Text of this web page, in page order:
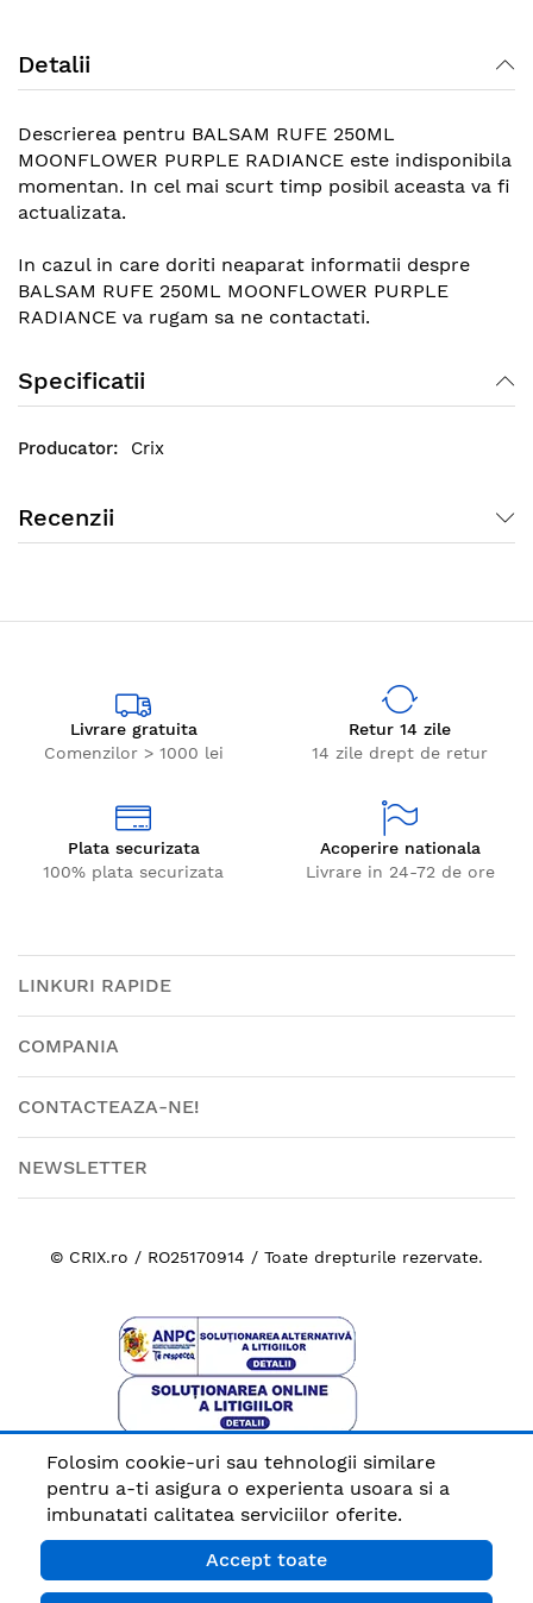
Detalii
Descrierea pentru BALSAM RUFE 250ML
MOONFLOWER PURPLE RADIANCE este indisponibila
momentan. In cel mai scurt timp posibil aceasta va fi
actualizata.
In cazul in care doriti neaparat informatii despre
BALSAM RUFE 250ML MOONFLOWER PURPLE
RADIANCE va rugam sa ne contactati.
Specificatii
Crix
Recenzii
Livrare gratuita
Comenzilor > 1000 lei
Retur 14 zile
14 zile drept de retur
Plata securizata
100% plata securizata
Acoperire nationala
Livrare in 24-72 de ore
LINKURI RAPIDE
COMPANIA
CONTACTEAZA-NE!
NEWSLETTER
© CRIX.ro / RO25170914 / Toate drepturile rezervate.
Plata sigura cu
Folosim cookie-uri sau tehnologii similare
pentru a-ti asigura o experienta usoara si a
imbunatati calitatea serviciilor oferite.
Accept toate